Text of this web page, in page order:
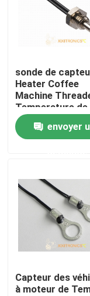
Au sujet de
Visite d'usine
Contrôle de
Contactez-
Nouvelles
Capteur de
Sondes
sonde de
Heater Coffee
Machine
Temperature de
100K
envoyer
Capteur des
à moteur de